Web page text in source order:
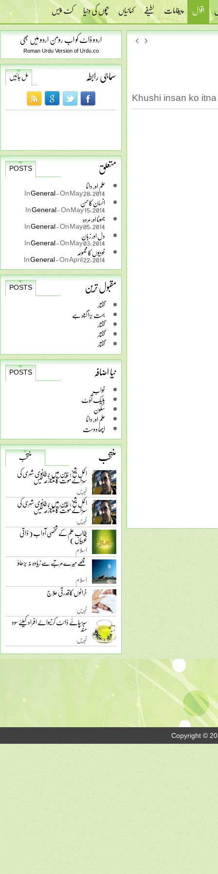
اقوال پیغامات لطیفے کہانیاں بچوں کی دنیا کٹ پیس
اردو ڈاٹ کو اب رومن اردو میں بھی
Roman Urdu Version of Urdu.co
سماجی رابطہ مل جائیں
متعلق
POSTS
علم اور دانا
InGeneral-On May 28, 2014
انسان کا حسن InGeneral-On May 15, 2014
جھوٹا اور مردہ InGeneral-On May 05, 2014
دل اور زبان InGeneral-On May 03, 2014
خوبیوں کا مجموعہ InGeneral-On April 22, 2014
مقبول ترین
POSTS
گفتار
بہت بڑا گناہ ہے
گفتار
گفتار
گفتار
نیا اضافہ
POSTS
خواب
بلیک آّؤٹ
سکون
علم اور دانا
اچھا دوست
منتخب
منتخب
اکمل شیخ: چین میں برطانوی شہری کی
سزائے موت کا متنازعہ کیس
خبریں
اکمل شیخ: چین میں برطانوی شہری کی
سزائے موت کا متنازعہ کیس
خبریں
طالب علم کے شخصی آداب ( ذاتی
خوبیاں )
اسلام
مجھے میرے مرتبے سے زیادہ نہ بڑھاؤ
اسلام
خراٹوں کا قدرتی علاج
خبریں
سبز چائے ڈائٹ کرنیوالے افراد کیلئے سود
مند
خبریں
Khushi insan ko
Copyright ©